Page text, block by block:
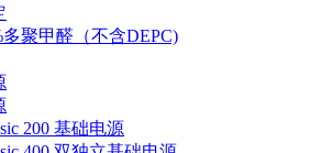
多聚甲醛（不含DEPC)
200 基础电源